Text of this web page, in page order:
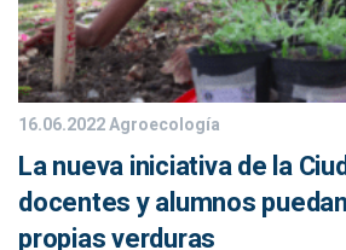
16.06.2022Agroecología
La nueva iniciativa de la
docentes y alumnos
propias verduras